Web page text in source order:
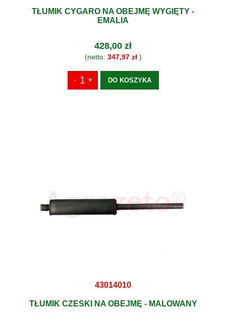
TŁUMIK CYGARO NA OBEJMĘ WYGIĘTY -
EMALIA
428,00 zł
(netto: 347,97 zł)
DO KOSZYKA
43014010
TŁUMIK CZESKI NA OBEJMĘ - MALOWANY